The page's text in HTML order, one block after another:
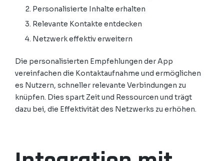
Personalisierte Inhalte erhalten
Relevante Kontakte entdecken
Netzwerk effektiv erweitern
Die personalisierten Empfehlungen der App
vereinfachen die Kontaktaufnahme und ermöglichen
es Nutzern, schneller relevante Verbindungen zu
knüpfen. Dies spart Zeit und Ressourcen und trägt
dazu bei, die Effektivität des Netzwerks zu erhöhen.